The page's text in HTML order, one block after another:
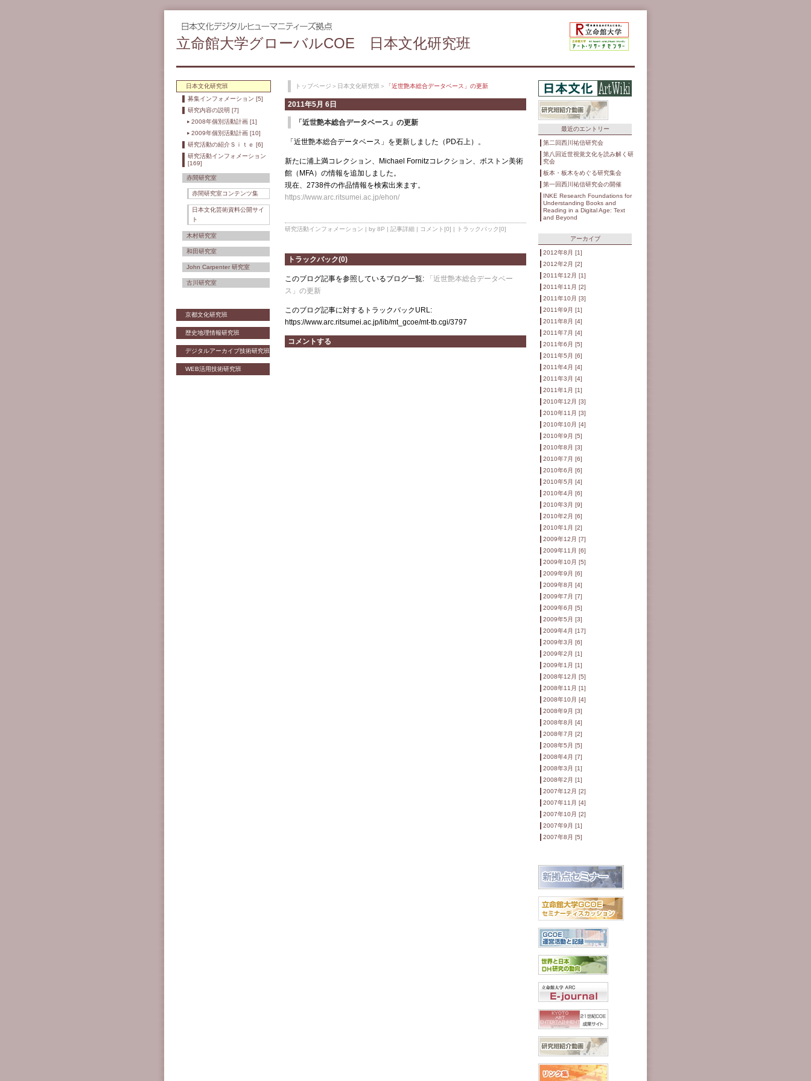
立命館大学グローバルCOE 日本文化研究班
日本文化研究班
募集インフォメーション [5]
研究内容の説明 [7]
2008年個別活動計画 [1]
2009年個別活動計画 [10]
研究活動の紹介Ｓｉｔｅ [6]
研究活動インフォメーション
[169]
赤間研究室
赤間研究室コンテンツ集
日本文化芸術資料公開サイ
ト
木村研究室
和田研究室
John Carpenter 研究室
古川研究室
京都文化研究班
歴史地理情報研究班
デジタルアーカイブ技術研究班
WEB活用技術研究班
トップページ ＞ 日本文化研究班 ＞ 「近世艶本総合データベース」の更新
2011年5月 6日
「近世艶本総合データベース」の更新
「近世艶本総合データベース」を更新しました（PD石上）。
新たに浦上満コレクション、Michael Fornitzコレクション、ボストン美術
館（MFA）の情報を追加しました。
現在、2738件の作品情報を検索出来ます。
https://www.arc.ritsumei.ac.jp/ehon/
研究活動インフォメーション | by 8P | 記事詳細 | コメント[0] | トラックバック[0]
トラックバック(0)
このブログ記事を参照しているブログ一覧:
「近世艶本総合データベー
ス」の更新
このブログ記事に対するトラックバックURL:
https://www.arc.ritsumei.ac.jp/lib/mt_gcoe/mt-tb.cgi/3797
コメントする
最近のエントリー
第二回西川祐信研究会
第八回近世視覚文化を読み解く研
究会
板本・板木をめぐる研究集会
第一回西川祐信研究会の開催
INKE Research Foundations for
Understanding Books and
Reading in a Digital Age: Text
and Beyond
アーカイブ
2012年8月 [1]
2012年2月 [2]
2011年12月 [1]
2011年11月 [2]
2011年10月 [3]
2011年9月 [1]
2011年8月 [4]
2011年7月 [4]
2011年6月 [5]
2011年5月 [6]
2011年4月 [4]
2011年3月 [4]
2011年1月 [1]
2010年12月 [3]
2010年11月 [3]
2010年10月 [4]
2010年9月 [5]
2010年8月 [3]
2010年7月 [6]
2010年6月 [6]
2010年5月 [4]
2010年4月 [6]
2010年3月 [9]
2010年2月 [6]
2010年1月 [2]
2009年12月 [7]
2009年11月 [6]
2009年10月 [5]
2009年9月 [6]
2009年8月 [4]
2009年7月 [7]
2009年6月 [5]
2009年5月 [3]
2009年4月 [17]
2009年3月 [6]
2009年2月 [1]
2009年1月 [1]
2008年12月 [5]
2008年11月 [1]
2008年10月 [4]
2008年9月 [3]
2008年8月 [4]
2008年7月 [2]
2008年5月 [5]
2008年4月 [7]
2008年3月 [1]
2008年2月 [1]
2007年12月 [2]
2007年11月 [4]
2007年10月 [2]
2007年9月 [1]
2007年8月 [5]